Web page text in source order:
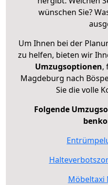
wünschen Sie?
Um Ihnen bei der
zu helfen, bieten wir
Umzugsoptionen,
Magdeburg nach
Sie die volle
Folgende
Möbeltaxi